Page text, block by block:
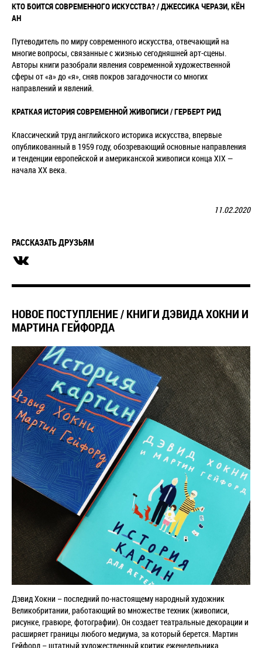
КТО БОИТСЯ СОВРЕМЕННОГО ИСКУССТВА? / ДЖЕССИКА ЧЕРАЗИ, КЁН
АН
Путеводитель по миру современного искусства, отвечающий на
многие вопросы, связанные с жизнью сегодняшней арт-сцены.
Авторы книги разобрали явления современной художественной
сферы от «а» до «я», сняв покров загадочности со многих
направлений и явлений.
КРАТКАЯ ИСТОРИЯ СОВРЕМЕННОЙ ЖИВОПИСИ / ГЕРБЕРТ РИД
Классический труд английского историка искусства, впервые
опубликованный в 1959 году, обозревающий основные направления
и тенденции европейской и американской живописи конца XIX —
начала XX века.
11.02.2020
РАССКАЗАТЬ ДРУЗЬЯМ
НОВОЕ ПОСТУПЛЕНИЕ / КНИГИ ДЭВИДА ХОКНИ И
МАРТИНА ГЕЙФОРДА
Дэвид Хокни – последний по-настоящему народный художник
Великобритании, работающий во множестве техник (живописи,
рисунке, гравюре, фотографии). Он создает театральные декорации и
расширяет границы любого медиума, за который берется. Мартин
Гейфорд – штатный художественный критик еженедельника